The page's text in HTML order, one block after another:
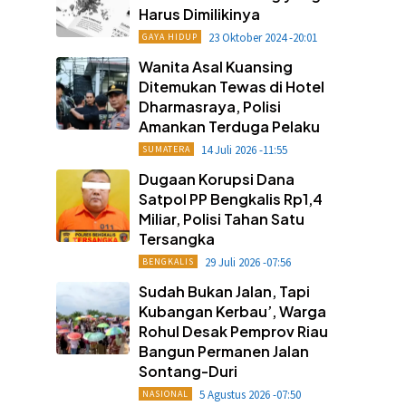
Harus Dimilikinya
GAYA HIDUP 23 Oktober 2024 -20:01
Wanita Asal Kuansing
Ditemukan Tewas di Hotel
Dharmasraya, Polisi
Amankan Terduga Pelaku
SUMATERA 14 Juli 2026 -11:55
Dugaan Korupsi Dana
Satpol PP Bengkalis Rp1,4
Miliar, Polisi Tahan Satu
Tersangka
BENGKALIS 29 Juli 2026 -07:56
Sudah Bukan Jalan, Tapi
Kubangan Kerbau’, Warga
Rohul Desak Pemprov Riau
Bangun Permanen Jalan
Sontang-Duri
NASIONAL 5 Agustus 2026 -07:50